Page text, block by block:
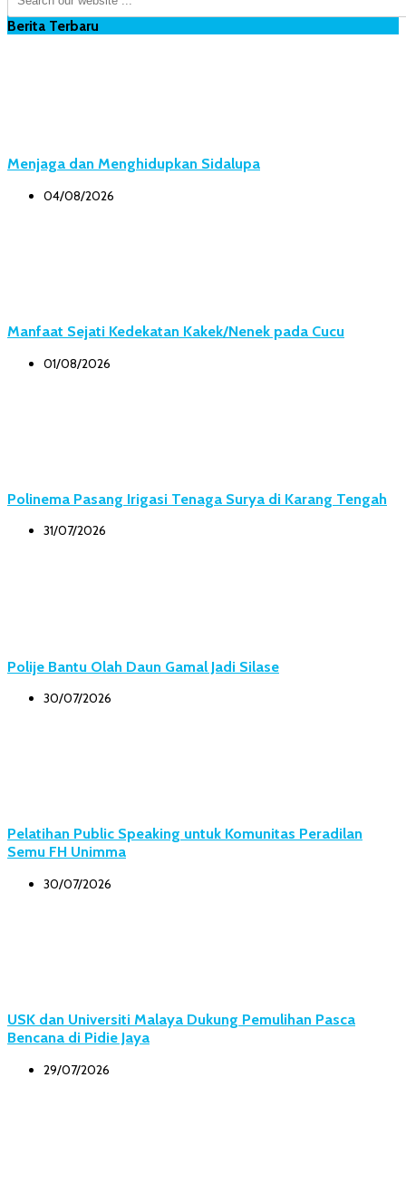
Berita Terbaru
Menjaga dan Menghidupkan Sidalupa
04/08/2026
Manfaat Sejati Kedekatan Kakek/Nenek pada Cucu
01/08/2026
Polinema Pasang Irigasi Tenaga Surya di Karang Tengah
31/07/2026
Polije Bantu Olah Daun Gamal Jadi Silase
30/07/2026
Pelatihan Public Speaking untuk Komunitas Peradilan
Semu FH Unimma
30/07/2026
USK dan Universiti Malaya Dukung Pemulihan Pasca
Bencana di Pidie Jaya
29/07/2026